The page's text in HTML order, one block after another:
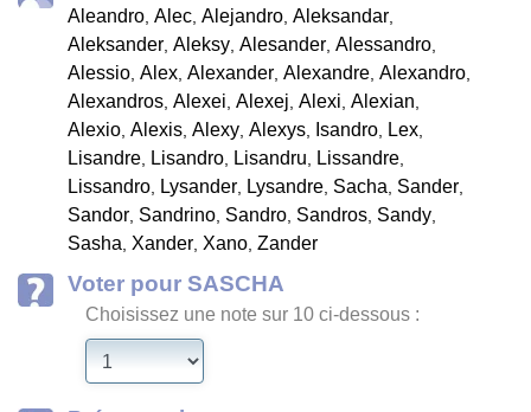
Aleandro, Alec, Alejandro, Aleksandar,
Aleksander, Aleksy, Alesander, Alessandro,
Alessio, Alex, Alexander, Alexandre, Alexandro,
Alexandros, Alexei, Alexej, Alexi, Alexian,
Alexio, Alexis, Alexy, Alexys, Isandro, Lex,
Lisandre, Lisandro, Lisandru, Lissandre,
Lissandro, Lysander, Lysandre, Sacha, Sander,
Sandor, Sandrino, Sandro, Sandros, Sandy,
Sasha, Xander, Xano, Zander
Voter pour SASCHA
Choisissez une note sur 10 ci-dessous :